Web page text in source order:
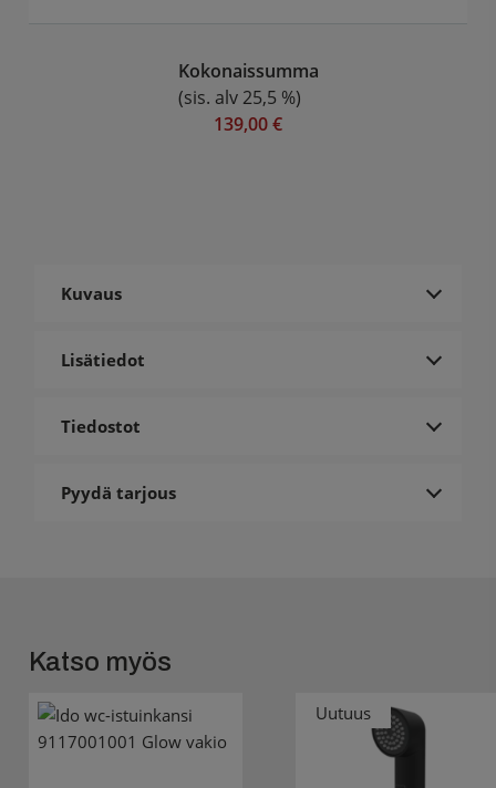
Kokonaissumma
(sis. alv 25,5 %)
139,00 €
Kuvaus
Lisätiedot
Tiedostot
Pyydä tarjous
Katso myös
Uutuus